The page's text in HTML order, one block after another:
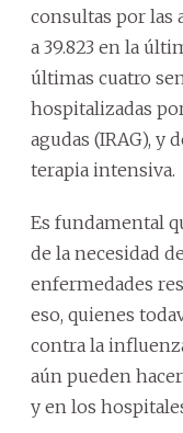
consultas por las
a 39.823 en la
últimas cuatro
hospitalizadas
agudas (IRAG), y
terapia intensiva.
Es fundamental
de la necesidad
enfermedades
eso, quienes
contra la
aún pueden
y en los